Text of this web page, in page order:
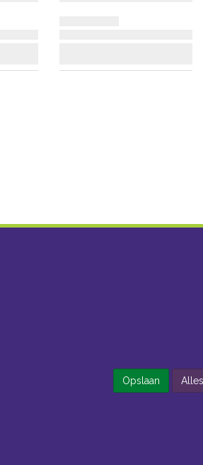
Opslaan